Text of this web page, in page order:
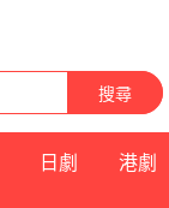
搜尋
日劇 港劇